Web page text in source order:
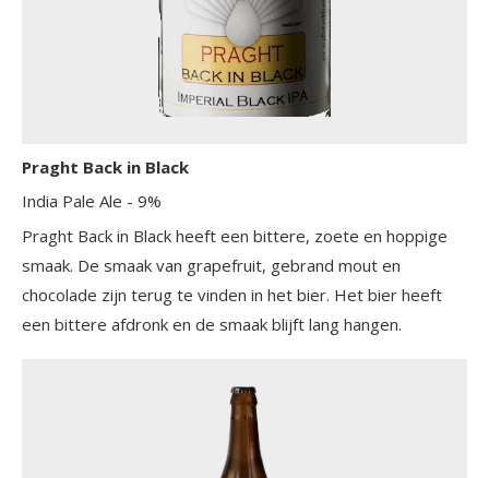
Praght Back in Black
India Pale Ale - 9%
Praght Back in Black heeft een bittere, zoete en hoppige
smaak. De smaak van grapefruit, gebrand mout en
chocolade zijn terug te vinden in het bier. Het bier heeft
een bittere afdronk en de smaak blijft lang hangen.